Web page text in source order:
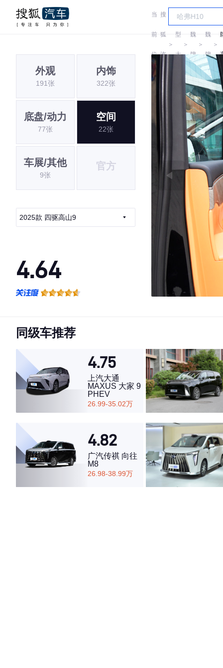
当
前
位
置:
搜
狐
汽
车
＞
车
型
大
＞
魏
牌
＞
魏
牌
＞
外观
191张
内饰
322张
底盘/动力
77张
空间
22张
车展/其他
9张
官方
2025款 四驱高山9
4.64
·空间表现一般，低于58%同级车
同级车推荐
4.75
上汽大通
MAXUS 大家 9
PHEV
26.99-35.02万
4.82
广汽传祺 向往
M8
26.98-38.99万